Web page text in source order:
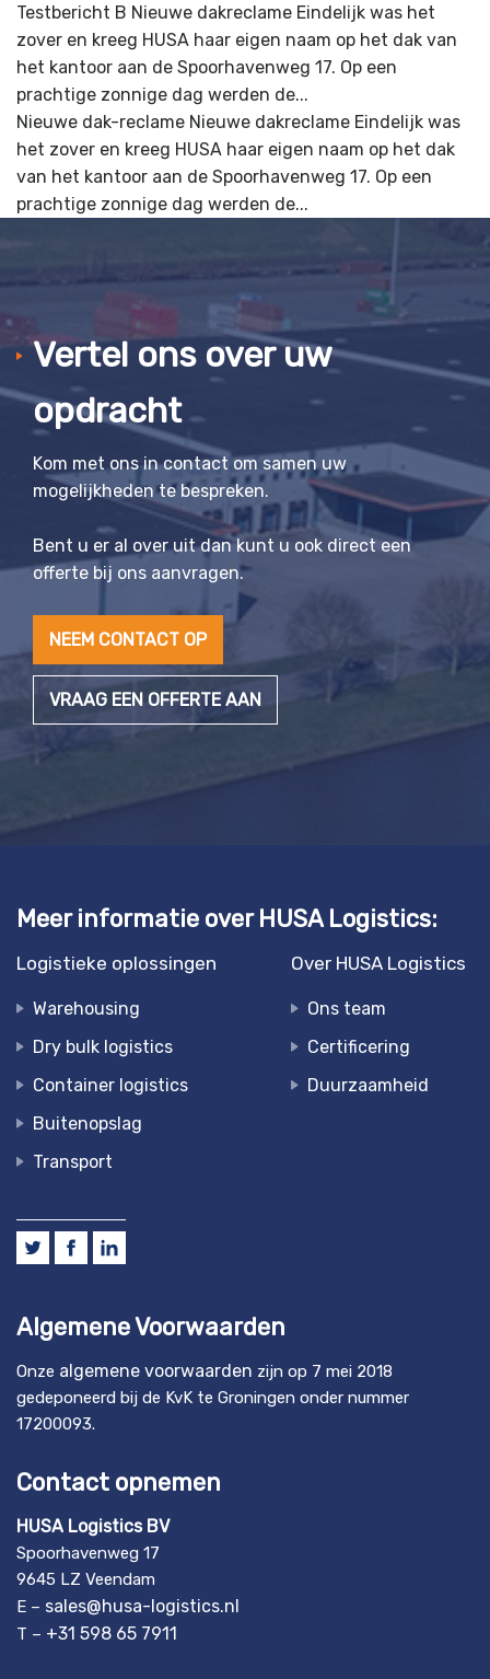
Testbericht B Nieuwe dakreclame Eindelijk was het
zover en kreeg HUSA haar eigen naam op het dak van
het kantoor aan de Spoorhavenweg 17. Op een
prachtige zonnige dag werden de...
Nieuwe dak-reclame Nieuwe dakreclame Eindelijk was
het zover en kreeg HUSA haar eigen naam op het dak
van het kantoor aan de Spoorhavenweg 17. Op een
prachtige zonnige dag werden de...
Vertel ons over uw
opdracht
Kom met ons in contact om samen uw
mogelijkheden te bespreken.
Bent u er al over uit dan kunt u ook direct een
offerte bij ons aanvragen.
NEEM CONTACT OP
VRAAG EEN OFFERTE AAN
Meer informatie over HUSA Logistics:
Logistieke oplossingen
Warehousing
Dry bulk logistics
Container logistics
Buitenopslag
Transport
Over HUSA Logistics
Ons team
Certificering
Duurzaamheid
Algemene Voorwaarden
Onze algemene voorwaarden zijn op 7 mei 2018
gedeponeerd bij de KvK te Groningen onder nummer
17200093.
Contact opnemen
HUSA Logistics BV
Spoorhavenweg 17
9645 LZ Veendam
E – sales@husa-logistics.nl
T – +31 598 65 7911